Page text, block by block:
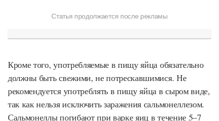
Статья продолжается после рекламы
Кроме того, употребляемые в пищу яйца обязательно
должны быть свежими, не потрескавшимися. Не
рекомендуется употреблять в пищу яйца в сыром виде,
так как нельзя исключить заражения сальмонеллезом.
Сальмонеллы погибают при варке яиц в течение 5–7